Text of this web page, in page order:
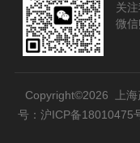
关
微
Copyright©2026 上
号：沪ICP备18010475